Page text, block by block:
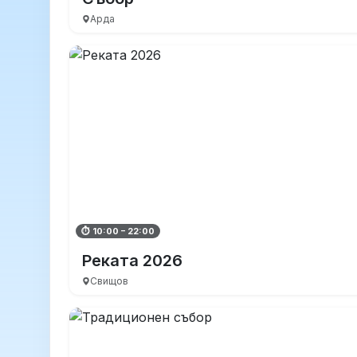
Арда
⏱ 10:00 – 22:00
Реката 2026
Свищов